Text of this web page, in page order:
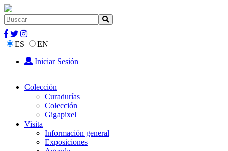
ES
EN
Iniciar Sesión
Colección
Curadurías
Colección
Gigapixel
Visita
Información general
Exposiciones